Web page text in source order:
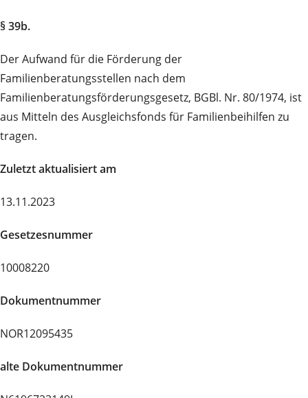
§ 39b.
Der Aufwand für die Förderung der
Familienberatungsstellen nach dem
Familienberatungsförderungsgesetz, BGBl. Nr. 80/1974, ist
aus Mitteln des Ausgleichsfonds für Familienbeihilfen zu
tragen.
Zuletzt aktualisiert am
13.11.2023
Gesetzesnummer
10008220
Dokumentnummer
NOR12095435
alte Dokumentnummer